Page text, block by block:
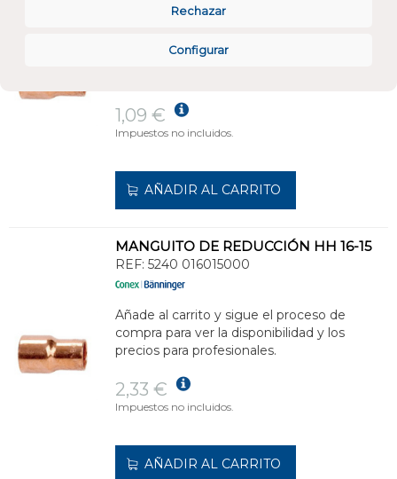
Configurar
Rechazar
compra para ver la disponibilidad y los
1,09 €
Impuestos no incluidos.
AÑADIR AL CARRITO
MANGUITO DE REDUCCIÓN HH 16-15
REF: 5240 016015000
Añade al carrito y sigue el proceso de
compra para ver la disponibilidad y los
precios para profesionales.
2,33 €
Impuestos no incluidos.
AÑADIR AL CARRITO